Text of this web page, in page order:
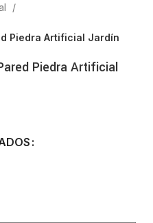
Piedra Artificial Jardín
Piedra Artificial